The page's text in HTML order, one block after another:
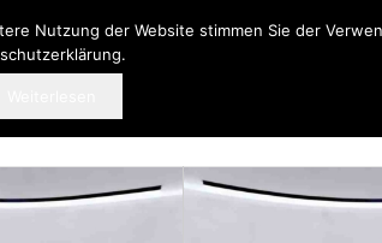
Nutzung der Website stimmen Sie der